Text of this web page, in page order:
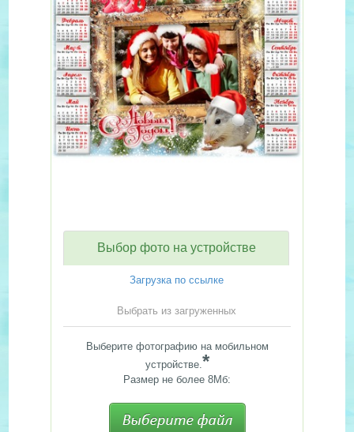
Выбор фото на устройстве
Загрузка по ссылке
Выбрать из загруженных
Выберите фотографию на мобильном
устройстве.*
Размер не более 8Мб: